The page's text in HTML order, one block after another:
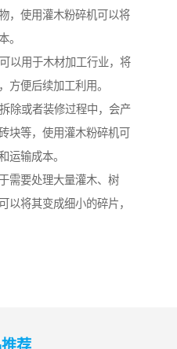
，使用灌木粉碎机可以将
。
以用于木材加工行业，将
方便后续加工利用。
除或者装修过程中，会产
块等，使用灌木粉碎机可
运输成本。
需要处理大量灌木、树
以将其变成细小的碎片，
荐